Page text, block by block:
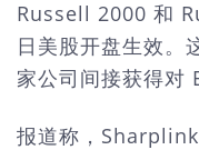
Russell 2000 和
日美股开盘生效。
家公司间接获得对
报道称，